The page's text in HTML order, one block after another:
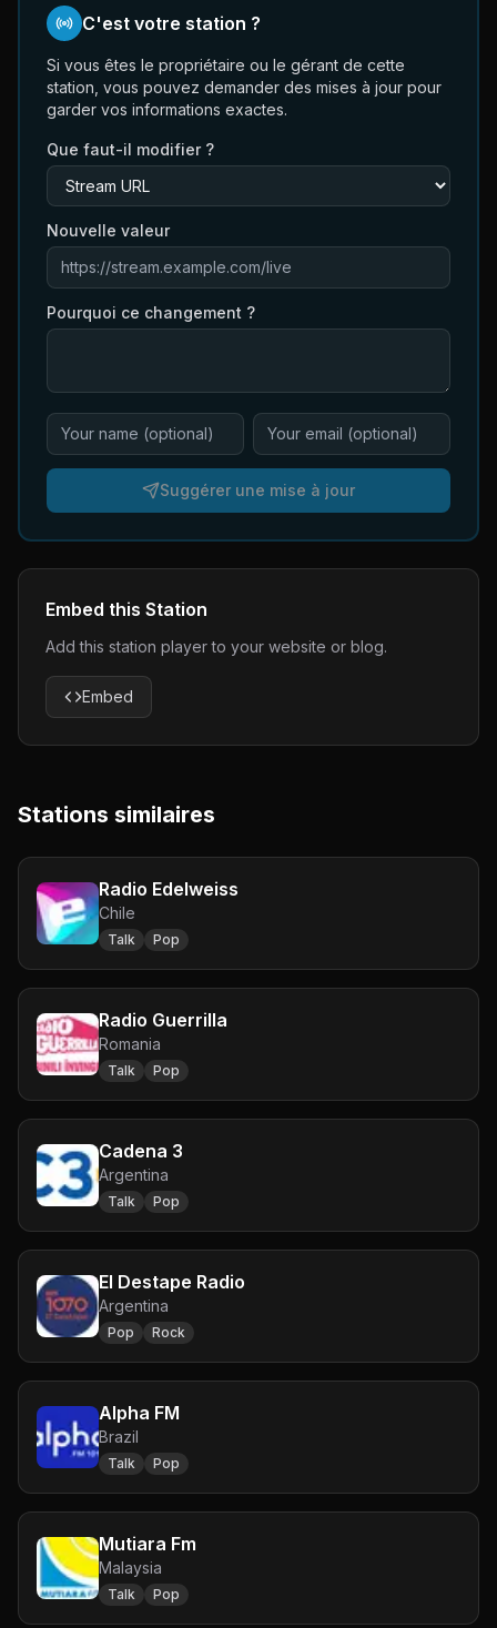
C'est votre station ?
Si vous êtes le propriétaire ou le gérant de cette
station, vous pouvez demander des mises à jour pour
garder vos informations exactes.
Que faut-il modifier ?
Nouvelle valeur
Pourquoi ce changement ?
Suggérer une mise à jour
Embed this Station
Add this station player to your website or blog.
Embed
Stations similaires
Radio Edelweiss
Chile
Talk Pop
Radio Guerrilla
Romania
Talk Pop
Cadena 3
Argentina
Talk Pop
El Destape Radio
Argentina
Pop Rock
Alpha FM
Brazil
Talk Pop
Mutiara Fm
Malaysia
Talk Pop